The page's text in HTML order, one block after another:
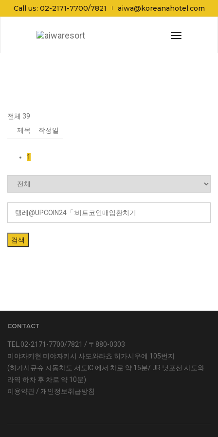
Call us: 02-2171-7700/7821 aiwa@koreanahotel.com
Toggle
전체 39
제목
작성일
1
검색
CONTACT
TEL.02-2171-7700/7821 / 〒880-0303
미야자키현 미야자키시 사도와라쵸 히가시우에 105번지
(히가시큐슈 자동차도 서도IC 에서 차로 약 15분/ JR 닛포선 사도와
라역 하차 후 차로 약 10분)
이용약관/ 개인정보취급방침